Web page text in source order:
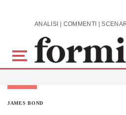
Skip to main content
JAMES BOND